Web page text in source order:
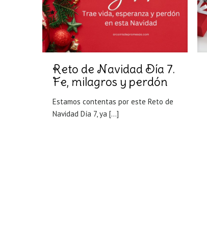
Reto de Navidad Día 7.
Fe, milagros y perdón
Estamos contentas por este Reto de
Navidad Día 7, ya […]